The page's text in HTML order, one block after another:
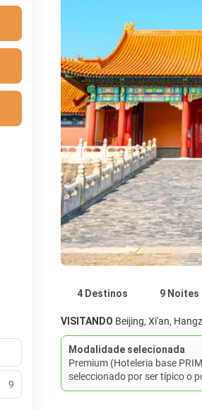
4 Destinos 9 Noites
VISITANDO Beijing, Xi'an,
Modalidade selecionada
Premium (Hoteleria base
seleccionado por ser típico o
9